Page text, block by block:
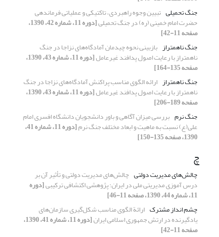
جنگ تحمیلی تبیین وجوه راهبردی، تاکتیکی و عملیاتی فرماندهی
حضرت امام خمینی (ره) در جنگ تحمیلی [دوره 11، شماره 42، 1390،
صفحه 11-42]
جنگ ناهمتراز بازبینی نحوه چیدمان آمادگاه‌های نزاجا در جنگ
ناهمتراز با رعایت اصول پدافند غیرعامل [دوره 11، شماره 43، 1390،
صفحه 135-164]
جنگ ناهمتراز ارائه الگوی مناسب پراکنش آمادگاه‌های نزاجا در جنگ
ناهمتراز با رعایت اصول پدافند غیرعامل [دوره 11، شماره 43، 1390،
صفحه 189-206]
جنگ نرم بررسی میزان آگاهی و باور دانشجویان دانشگاه افسری ‌امام
علی(ع) نسبت به ماهیت و ابعاد مختلف جنگ نرم [دوره 11، شماره 41،
1390، صفحه 135-150]
چ
چالش‌های مدیریت دولتی چالش‌های مدیریت دولتی و تأثیر آن بر
درس آموزی مدیریتی ملی در ایران؛ پژوهشی اکتشافی ترکیبی[دوره
11، شماره 44، 1390، صفحه 11-46]
چشم انداز مشترک ارائة الگوی مناسب شکل‌گیری سازمان‌های
یاد‌گیرنده در ارتش جمهوری اسلامی ایران [دوره 11، شماره 41، 1390،
صفحه 11-42]